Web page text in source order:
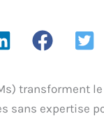
transforment
sans expertise